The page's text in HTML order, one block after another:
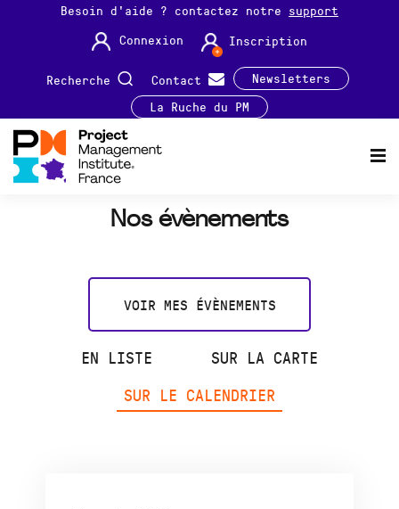
Besoin d'aide ? contactez notre support
Connexion
Inscription
Recherche Contact
Newsletters
La Ruche du PM
Nos évènements
VOIR MES ÉVÈNEMENTS
EN LISTE
SUR LA CARTE
SUR LE CALENDRIER